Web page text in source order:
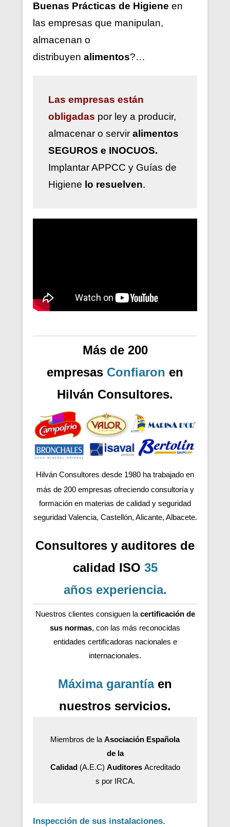
Buenas Prácticas de Higiene en
las empresas que manipulan,
almacenan o
distribuyen alimentos?…
Las empresas están
obligadas por ley a producir,
almacenar o servir alimentos
SEGUROS e INOCUOS.
ImplantarAPPCC y Guías de
Higiene lo resuelven.
Más de 200
empresas Confiaron en
Hilván Consultores.
Hilván Consultores desde 1980 ha trabajado en
más de 200 empresas ofreciendo consultoría y
formación en materias de calidad y seguridad
seguridad Valencia, Castellón, Alicante, Albacete.
Consultores y auditores de
calidad ISO 35
años experiencia.
Nuestros clientes consiguen la certificación de
sus normas, con las más reconocidas
entidades certificadoras nacionales e
internacionales.
Máxima garantíaen
nuestros servicios.
Miembros de la Asociación Española
de la
Calidad(A.E.C) AuditoresAcreditado
s por IRCA.
Inspección de sus instalaciones.